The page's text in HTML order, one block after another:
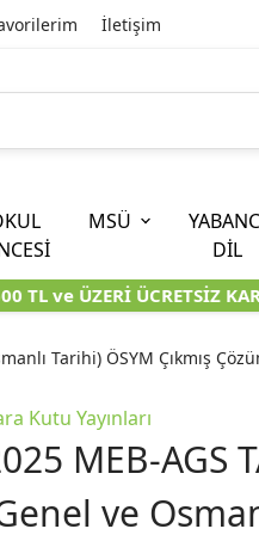
İletişim
TYT
KARA KUTU
LİSANS
KARA KUTU
(İOKBS)
KİTAPLARI
MSÜ
DİL
TL ve ÜZERİ ÜCRETSİZ
Tarihi) ÖSYM Çıkmış
Kutu Yayınları
MEB-AGS
ve